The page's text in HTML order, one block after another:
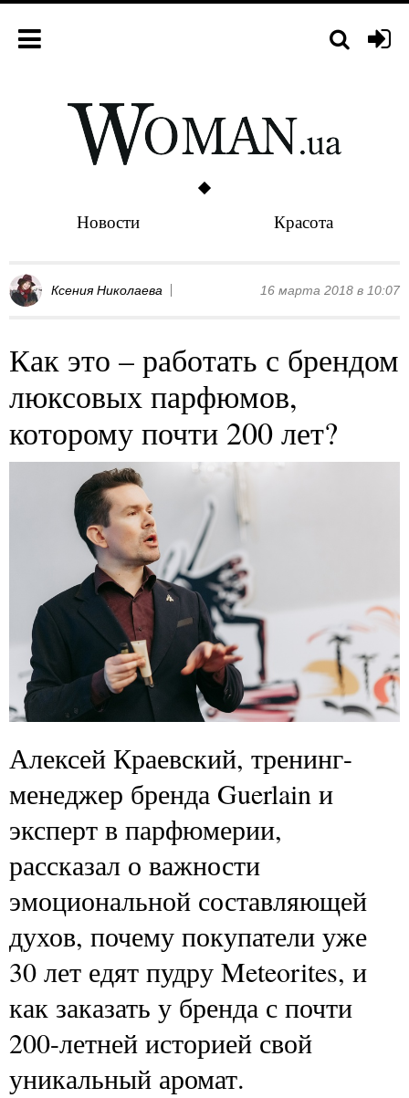
Новости Красота
Ксения Николаева 16 марта 2018 в 10:07
Как это – работать с брендом
люксовых парфюмов,
которому почти 200 лет?
Алексей Краевский, тренинг-
менеджер бренда Guerlain и
эксперт в парфюмерии,
рассказал о важности
эмоциональной составляющей
духов, почему покупатели уже
30 лет едят пудру Meteorites, и
как заказать у бренда с почти
200-летней историей свой
уникальный аромат.